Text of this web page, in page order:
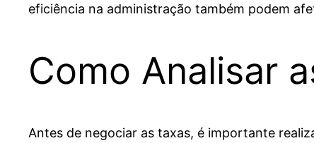
eficiência na administração também podem
Como Analisar
Antes de negociar as taxas, é importante